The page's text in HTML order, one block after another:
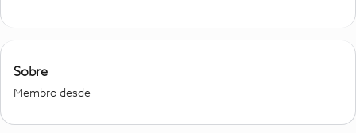
Sobre
Membro desde